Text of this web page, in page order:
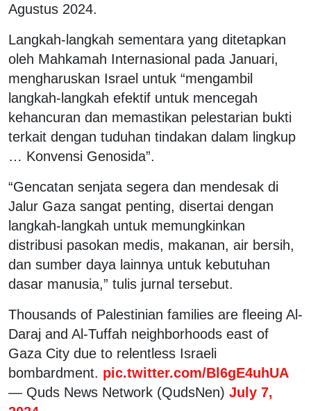
Agustus 2024.
Langkah-langkah sementara yang ditetapkan
oleh Mahkamah Internasional pada Januari,
mengharuskan Israel untuk “mengambil
langkah-langkah efektif untuk mencegah
kehancuran dan memastikan pelestarian bukti
terkait dengan tuduhan tindakan dalam lingkup
… Konvensi Genosida”.
“Gencatan senjata segera dan mendesak di
Jalur Gaza sangat penting, disertai dengan
langkah-langkah untuk memungkinkan
distribusi pasokan medis, makanan, air bersih,
dan sumber daya lainnya untuk kebutuhan
dasar manusia,” tulis jurnal tersebut.
Thousands of Palestinian families are fleeing Al-
Daraj and Al-Tuffah neighborhoods east of
Gaza City due to relentless Israeli
bombardment. pic.twitter.com/Bl6gE4uhUA
— Quds News Network (QudsNen) July 7,